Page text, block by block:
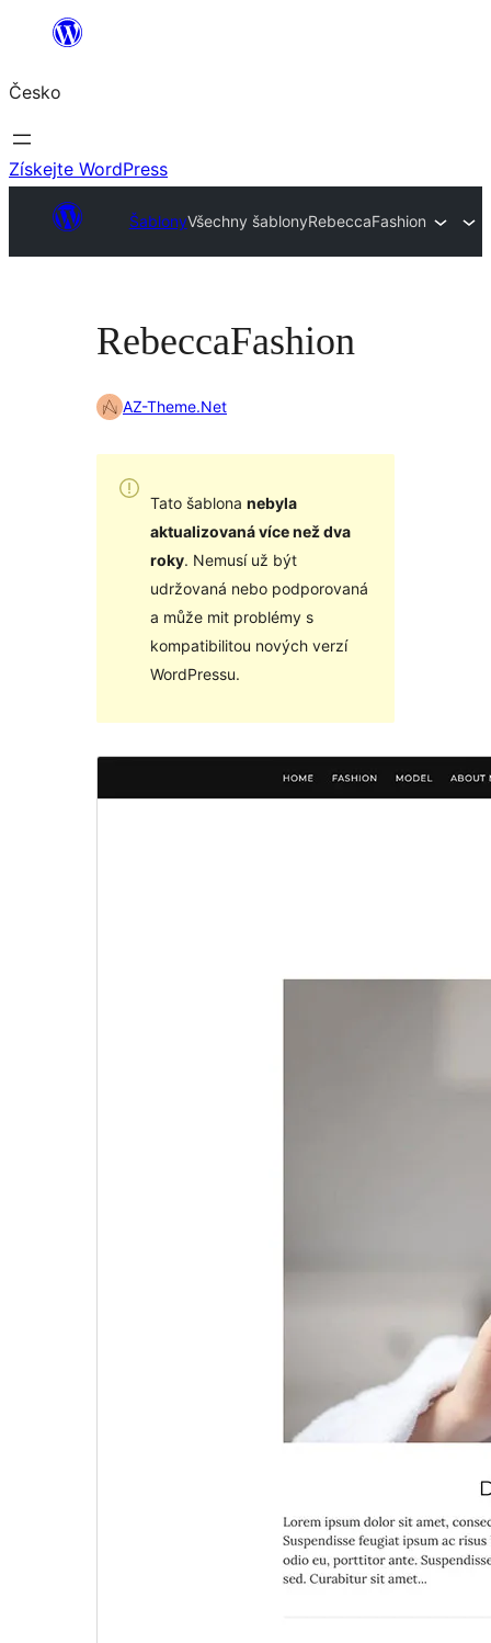
Přeskočit
obsah
Česko
Získejte WordPress
ŠablonyVšechny šablonyRebeccaFashion
RebeccaFashion
AZ-Theme.Net
Tato šablona nebyla
aktualizovaná více než dva
roky. Nemusí už být
udržovaná nebo podporovaná
a může mit problémy s
kompatibilitou nových verzí
WordPressu.